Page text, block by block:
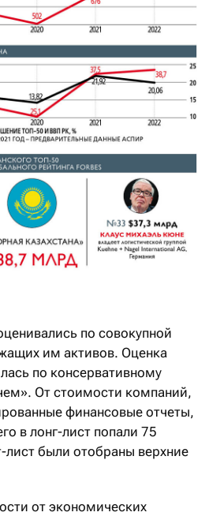
по совокупной
им активов. Оценка
по консервативному
От стоимости компаний,
финансовые отчеты,
в лонг-лист попали 75
были отобраны верхние
от экономических